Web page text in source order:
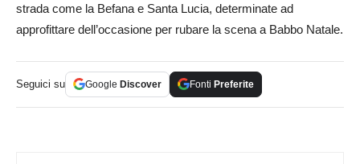
strada come la Befana e Santa Lucia, determinate ad
approfittare dell’occasione per rubare la scena a Babbo Natale.
Seguici su Google Discover Fonti Preferite